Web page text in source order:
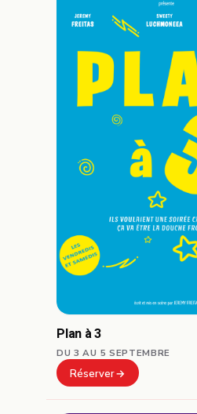
Plan à 3
DU 3 AU 5 SEPTEMBRE
Réserver